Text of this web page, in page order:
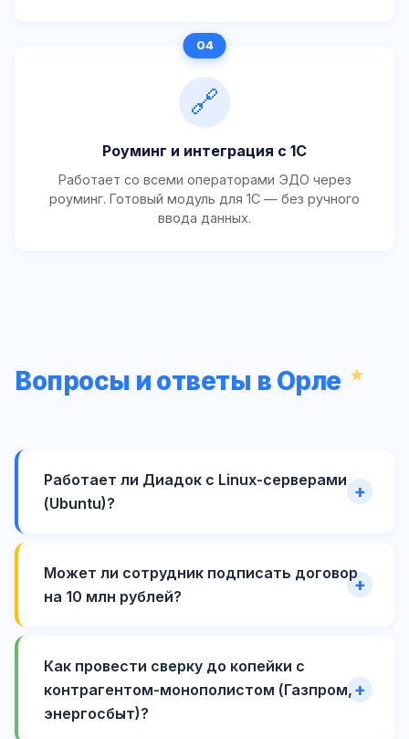
🔗
Роуминг и интеграция с 1С
Работает со всеми операторами ЭДО через
роуминг. Готовый модуль для 1С — без ручного
ввода данных.
Вопросы и ответы в Орле
Работает ли Диадок с Linux-серверами
(Ubuntu)?
Может ли сотрудник подписать договор
на 10 млн рублей?
Как провести сверку до копейки с
контрагентом-монополистом (Газпром,
энергосбыт)?